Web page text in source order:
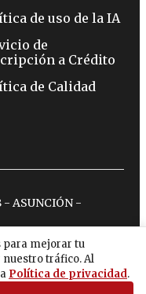
para mejorar tu
tráfico. Al
Política de privacidad.
de uso de la IA
de
a Crédito
de Calidad
- ASUNCIÓN -
spotify